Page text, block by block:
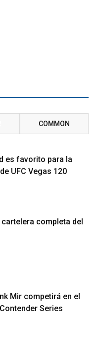
COMMON
es favorito para la
UFC Vegas 120
completa del
Mir competirá en el
Series